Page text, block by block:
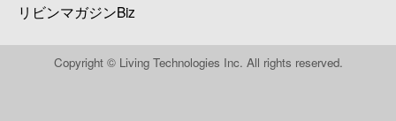
リビンマガジンBiz
Copyright © Living Technologies Inc. All rights reserved.